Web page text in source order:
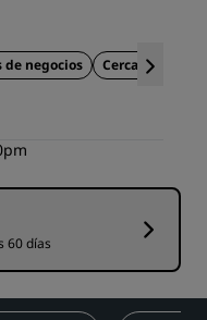
negocios Cerca del
60 días